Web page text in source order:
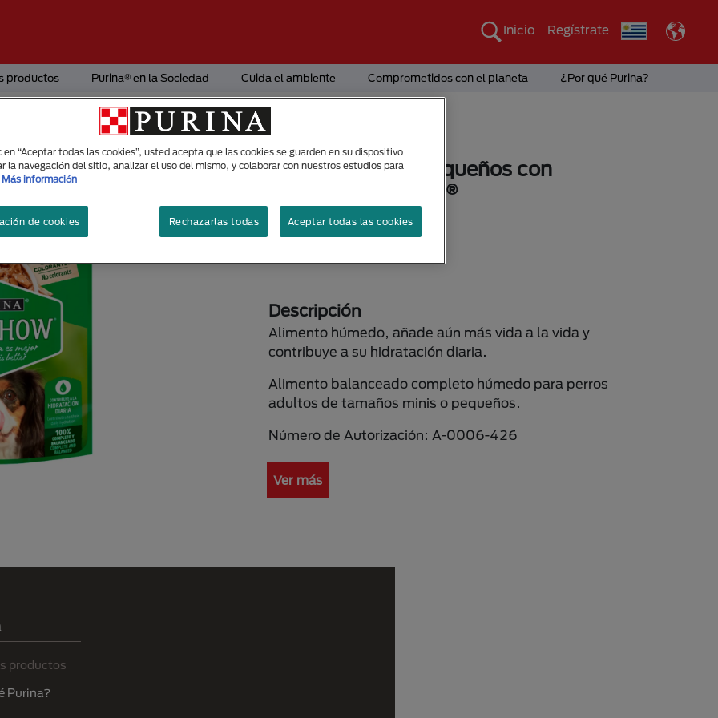
Inicio Regístrate
productos Purina® en la Sociedad Cuida el ambiente Comprometidos con el planeta ¿Por qué Purina?
Alimento Húmedo
Adultos minis y pequeños con
cordero Dog Chow®
Tamaños disponibles
Descripción
Alimento húmedo, añade aún más vida a la vida y
contribuye a su hidratación diaria.
Alimento balanceado completo húmedo para perros
adultos de tamaños minis o pequeños.
Número de Autorización: A-0006-426
Ver más
productos
Purina?
en “Aceptar todas las cookies”, usted acepta que las cookies se guarden en su dispositivo
la navegación del sitio, analizar el uso del mismo, y colaborar con nuestros estudios para
Más información
Rechazarlas todas Aceptar todas las cookies
de cookies